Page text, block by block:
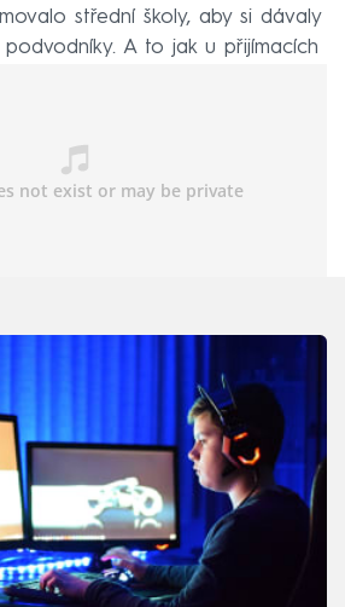
střední školy, aby si dávaly
A to jak u přijímacích